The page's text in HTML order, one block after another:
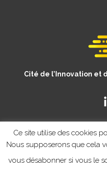
Cité de l’Innovation et
© Copyright CISAM
Ce site utilise des cookies
Nous supposerons que cela
vous désabonner si vous le